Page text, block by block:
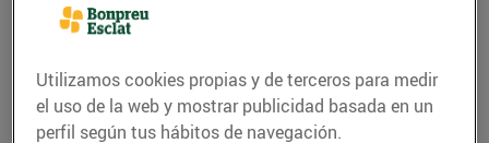
Cada vegada es
diagnostiquen més
Utilizamos cookies propias y de terceros para medir
el uso de la web y mostrar publicidad basada en un
perfil según tus hábitos de navegación.